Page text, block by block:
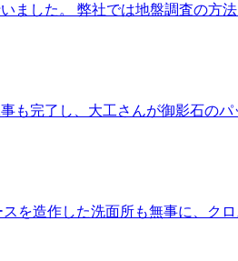
ました。 弊社では地盤調査の方
も完了し、大工さんが御影石の
を造作した洗面所も無事に、ク